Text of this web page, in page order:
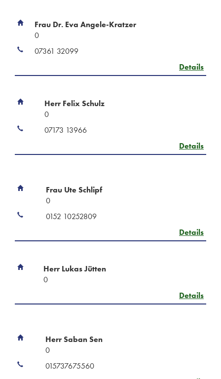
Frau Dr. Eva Angele-Kratzer
0
07361 32099
Details
Herr Felix Schulz
0
07173 13966
Details
Frau Ute Schlipf
0
0152 10252809
Details
Herr Lukas Jütten
0
Details
Herr Saban Sen
0
015737675560